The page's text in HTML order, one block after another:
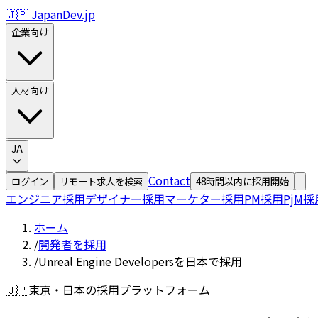
🇯🇵 JapanDev.jp
企業向け
人材向け
JA
ログイン リモート求人を検索 Contact 48時間以内に採用開始
エンジニア採用デザイナー採用マーケター採用PM採用PjM採
ホーム
/開発者を採用
/Unreal Engine Developersを日本で採用
🇯🇵東京・日本の採用プラットフォーム